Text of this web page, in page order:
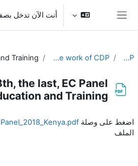
تخطى إلى المحتوى الرئيسي
أنت الآن تدخل
EC-CDP
Resources related to the work of CDP
the last, EC Panel
and Training
اضغط على وصلة
الملف